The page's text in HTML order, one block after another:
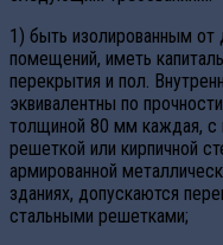
1) быть изолированным
помещений, иметь
перекрытия и пол.
эквивалентны по
толщиной 80 мм каждая, с
решеткой или кирпичной
армированной
зданиях, допускаются
стальными решетками;